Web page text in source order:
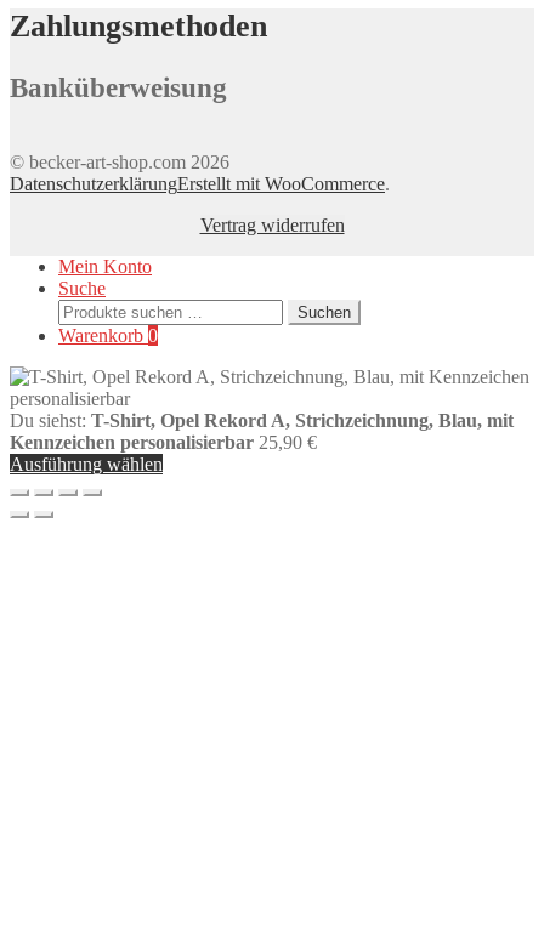
Zahlungsmethoden
Banküberweisung
© becker-art-shop.com 2026
DatenschutzerklärungErstellt mit WooCommerce.
Vertrag widerrufen
Mein Konto
Suche
Suchen
nach:
Suchen
Warenkorb 0
Du siehst: T-Shirt, Opel Rekord A, Strichzeichnung, Blau, mit
Kennzeichen personalisierbar 25,90 €
Ausführung wählen